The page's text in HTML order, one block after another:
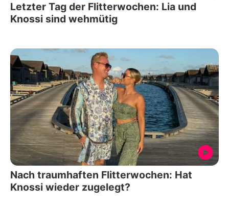
Letzter Tag der Flitterwochen: Lia und
Knossi sind wehmütig
Nach traumhaften Flitterwochen: Hat
Knossi wieder zugelegt?